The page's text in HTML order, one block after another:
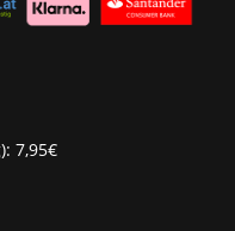
7,95€